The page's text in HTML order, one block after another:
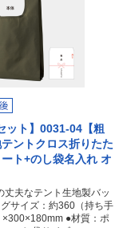
ット】0031-04【粗
ントクロス折りたた
ト+のし袋名入れ オ
丈夫なテント生地製バッ
サイズ：約360（持ち手
●材質：ポ